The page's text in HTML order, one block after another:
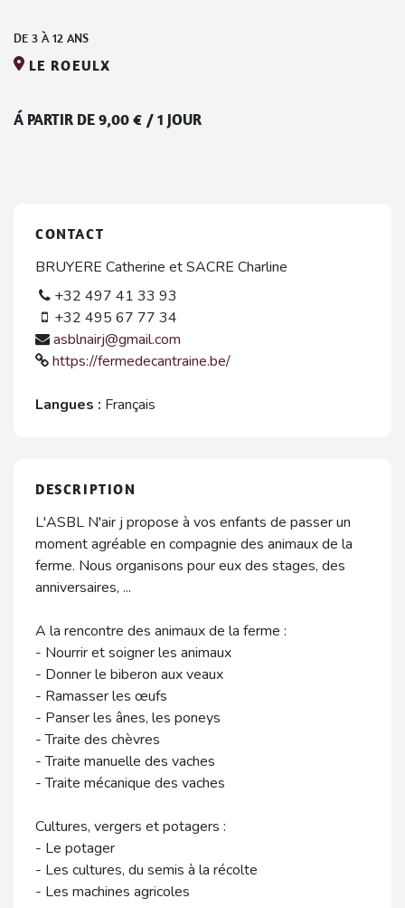
DE 3 À12 ANS
LE ROEULX
Á PARTIR DE9,00€ /1 JOUR
CONTACT
BRUYERE Catherine et SACRE Charline
+32 497 41 33 93
+32 495 67 77 34
asblnairj@gmail.com
https://fermedecantraine.be/
Langues : Français
DESCRIPTION
L'ASBL N'air j propose à vos enfants de passer un
moment agréable en compagnie des animaux de la
ferme. Nous organisons pour eux des stages, des
anniversaires, ...
A la rencontre des animaux de la ferme :
- Nourrir et soigner les animaux
- Donner le biberon aux veaux
- Ramasser les œufs
- Panser les ânes, les poneys
- Traite des chèvres
- Traite manuelle des vaches
- Traite mécanique des vaches
Cultures, vergers et potagers :
- Le potager
- Les cultures, du semis à la récolte
- Les machines agricoles